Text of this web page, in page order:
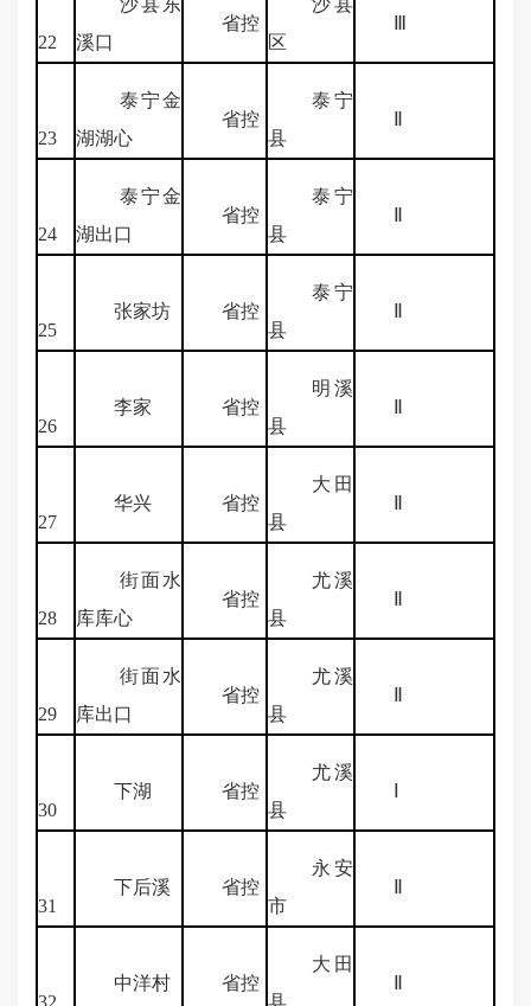
22
沙县东
溪口
省控
沙县
区
23
泰宁金
湖湖心
省控
泰宁
县
24
泰宁金
湖出口
省控
泰宁
县
25
张家坊 省控
泰宁
县
26
李家 省控
明溪
县
27
华兴 省控
大田
县
28
街面水
库库心
省控
尤溪
县
29
街面水
库出口
省控
尤溪
县
30
下湖 省控
尤溪
县
31
下后溪 省控
永安
市
32
中洋村 省控
大田
县